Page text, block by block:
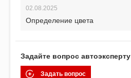
02.08.2025
Определение цвета
Задайте вопрос автоэксперту
Задать вопрос